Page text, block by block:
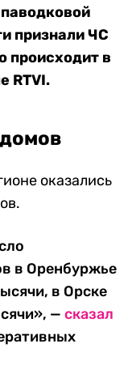
признали ЧС
происходит в
RTVI.
оказались
в Оренбуржье
в Орске
— сказал